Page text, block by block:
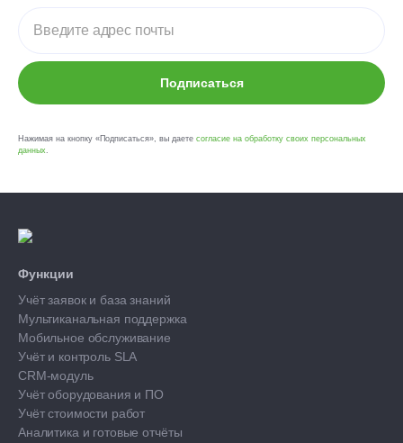
Подписаться
Нажимая на кнопку «Подписаться», вы даете согласие на обработку своих персональных
данных.
Функции
Учёт заявок и база знаний
Мультиканальная поддержка
Мобильное обслуживание
Учёт и контроль SLA
CRM-модуль
Учёт оборудования и ПО
Учёт стоимости работ
Аналитика и готовые отчёты